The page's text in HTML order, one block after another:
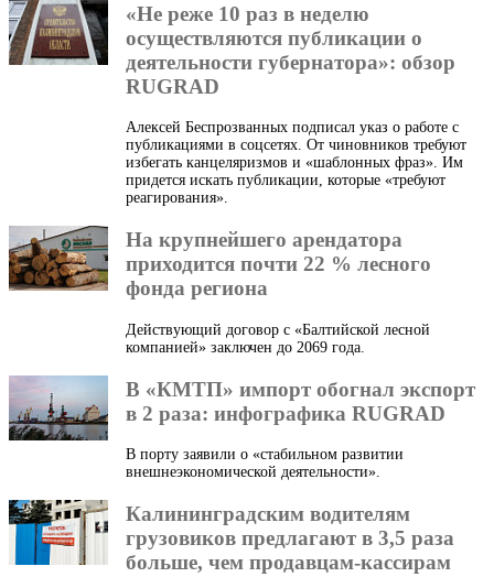
«Не реже 10 раз в неделю
осуществляются публикации о
деятельности губернатора»: обзор
RUGRAD
Алексей Беспрозванных подписал указ о работе с
публикациями в соцсетях. От чиновников требуют
избегать канцеляризмов и «шаблонных фраз». Им
придется искать публикации, которые «требуют
реагирования».
На крупнейшего арендатора
приходится почти 22 % лесного
фонда региона
Действующий договор с «Балтийской лесной
компанией» заключен до 2069 года.
В «КМТП» импорт обогнал экспорт
в 2 раза: инфографика RUGRAD
В порту заявили о «стабильном развитии
внешнеэкономической деятельности».
Калининградским водителям
грузовиков предлагают в 3,5 раза
больше, чем продавцам-кассирам